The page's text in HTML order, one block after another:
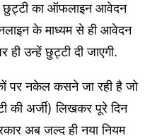
का ऑफलाइन आवेदन
के माध्यम से ही आवेदन
ही उन्हें छुट्टी दी जाएगी.
पर नकेल कसने जा रही है जो
की अर्जी) लिखकर पूरे दिन
अब जल्द ही नया नियम